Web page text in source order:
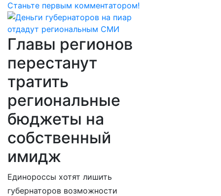
Станьте первым комментатором!
Главы регионов
перестанут
тратить
региональные
бюджеты на
собственный
имидж
Единороссы хотят лишить
губернаторов возможности